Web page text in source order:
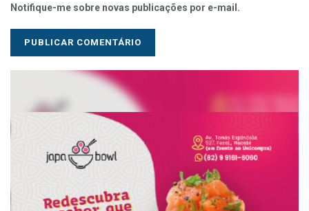
Notifique-me sobre novas publicações por e-mail.